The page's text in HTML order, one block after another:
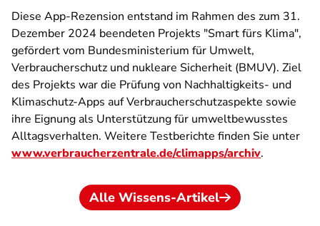
Diese App-Rezension entstand im Rahmen des zum 31.
Dezember 2024 beendeten Projekts "Smart fürs Klima",
gefördert vom Bundesministerium für Umwelt,
Verbraucherschutz und nukleare Sicherheit (BMUV). Ziel
des Projekts war die Prüfung von Nachhaltigkeits- und
Klimaschutz-Apps auf Verbraucherschutzaspekte sowie
ihre Eignung als Unterstützung für umweltbewusstes
Alltagsverhalten. Weitere Testberichte finden Sie unter
www.verbraucherzentrale.de/climapps/archiv.
Alle Wissens-Artikel